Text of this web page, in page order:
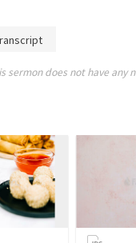
sermon does not have any